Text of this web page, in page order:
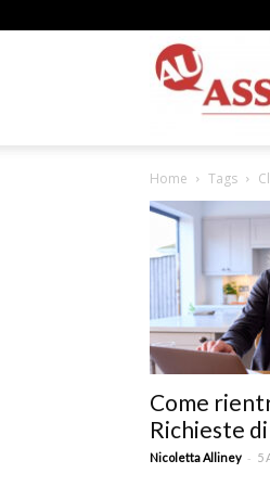
Home Tags
Come
Richieste
Nicoletta Alliney - 5